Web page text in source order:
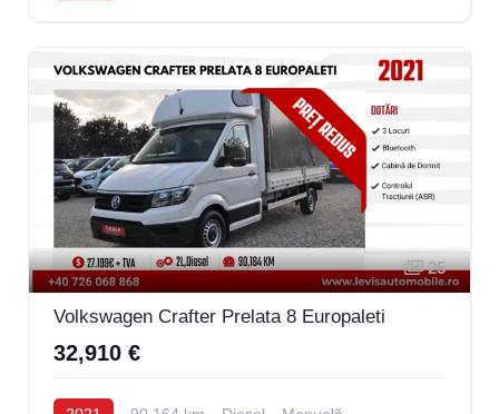
25
Volkswagen Crafter Prelata 8 Europaleti
32,910 €